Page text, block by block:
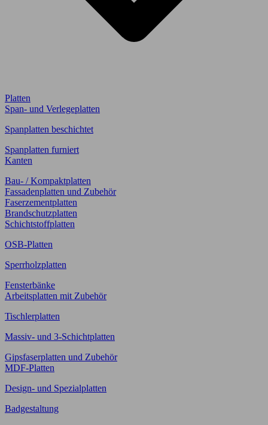
Platten
Span- und Verlegeplatten
Spanplatten beschichtet
Spanplatten furniert
Kanten
Bau- / Kompaktplatten
Fassadenplatten und Zubehör
Faserzementplatten
Brandschutzplatten
Schichtstoffplatten
OSB-Platten
Sperrholzplatten
Fensterbänke
Arbeitsplatten mit Zubehör
Tischlerplatten
Massiv- und 3-Schichtplatten
Gipsfaserplatten und Zubehör
MDF-Platten
Design- und Spezialplatten
Badgestaltung